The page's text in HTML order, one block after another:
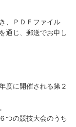
、ＰＤＦファイル
通じ、郵送でお申し
度に開催される第２
つの競技大会のうち